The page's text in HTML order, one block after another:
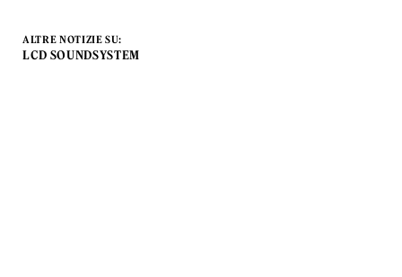
ALTRE NOTIZIE SU:
LCD SOUNDSYSTEM